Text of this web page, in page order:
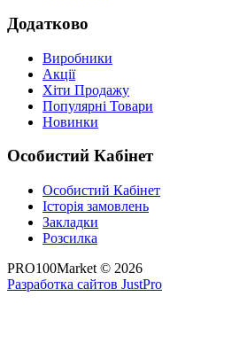
Додатково
Виробники
Акції
Хіти Продажу
Популярні Товари
Новинки
Особистий Кабінет
Особистий Кабінет
Історія замовлень
Закладки
Розсилка
PRO100Market © 2026
Разработка сайтов JustPro